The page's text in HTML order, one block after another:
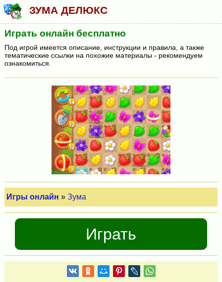
ЗУМА ДЕЛЮКС
Играть онлайн бесплатно
Под игрой имеется описание, инструкции и правила, а также
тематические ссылки на похожие материалы - рекомендуем
ознакомиться.
Игры онлайн »Зума
Играть